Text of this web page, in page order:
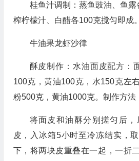
桂鱼汁调制：蒸鱼豉油、鱼
榨柠檬汁、白醋各100克搅匀即成。
牛油果龙虾沙律
酥皮制作：水油面皮配方：
100克，黄油100克，水150克左
粉500克，黄油1000克。制作方法
将面皮和油酥分别搓匀后
皮，入冰箱5小时至冷冻结实，
下，将两块皮重叠在一起，一折